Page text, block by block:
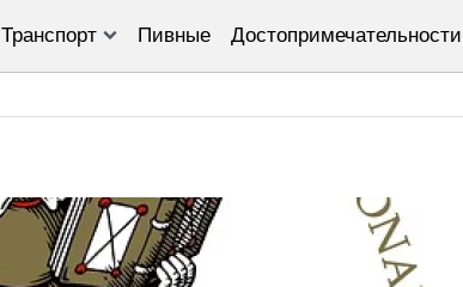
Транспорт Пивные Достопримечательности